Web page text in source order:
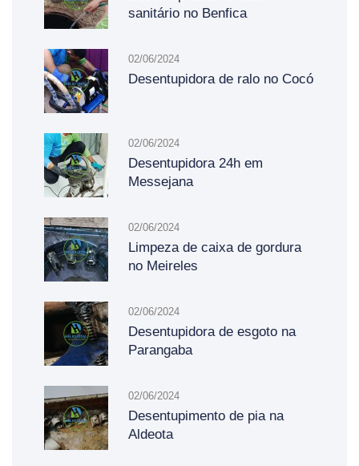
sanitário no Benfica
02/06/2024
Desentupidora de ralo no Cocó
02/06/2024
Desentupidora 24h em
Messejana
02/06/2024
Limpeza de caixa de gordura
no Meireles
02/06/2024
Desentupidora de esgoto na
Parangaba
02/06/2024
Desentupimento de pia na
Aldeota